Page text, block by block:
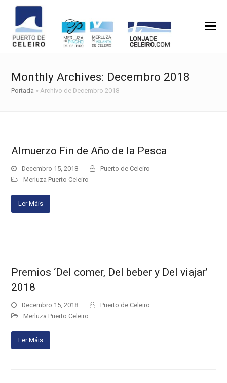
Monthly Archives: Decembro 2018
Portada » Archivo de Decembro 2018
Almuerzo Fin de Año de la Pesca
Decembro 15, 2018
Puerto de Celeiro
Merluza Puerto Celeiro
Ler Máis
Premios ‘Del comer, Del beber y Del viajar’
2018
Decembro 15, 2018
Puerto de Celeiro
Merluza Puerto Celeiro
Ler Máis